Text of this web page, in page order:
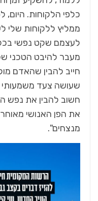
כלפי הלקוחות. היום,
ממליץ ללקוחות שלי
לעצמם שקט נפשי
מעבר להיבט הטכני
חייב להבין שהאדם
שעושה צעד משמעותי
חשוב להבין את נפש
את הפן האנושי
מנצחים".